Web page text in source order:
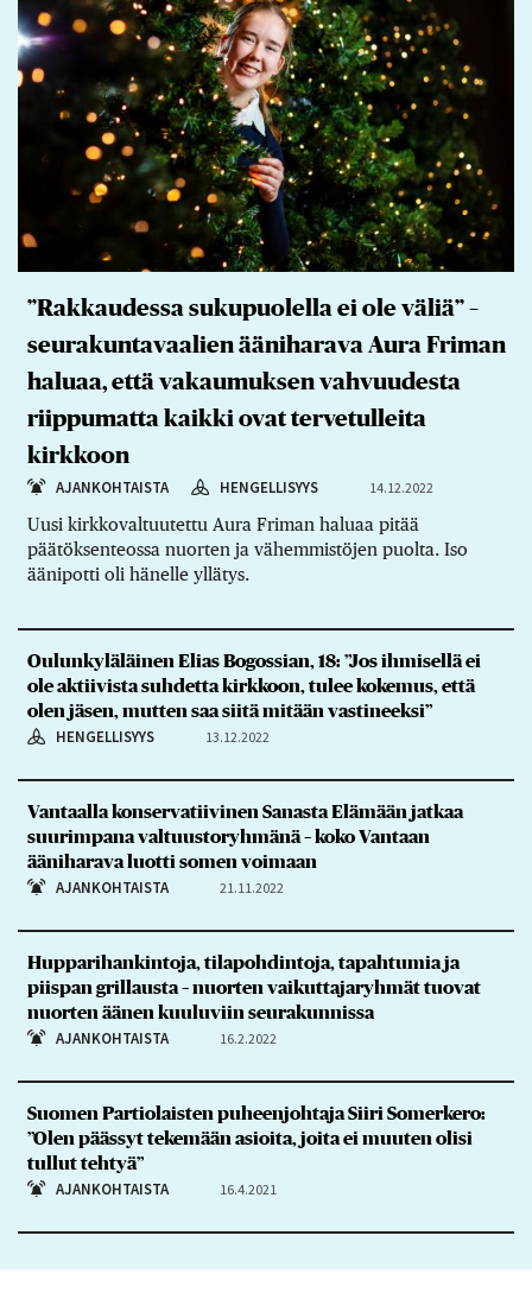
”Rakkaudessa sukupuolella ei ole väliä” –
seurakuntavaalien ääniharava Aura Friman
haluaa, että vakaumuksen vahvuudesta
riippumatta kaikki ovat tervetulleita
kirkkoon
AJANKOHTAISTA HENGELLISYYS 14.12.2022
Uusi kirkkovaltuutettu Aura Friman haluaa pitää
päätöksenteossa nuorten ja vähemmistöjen puolta. Iso
äänipotti oli hänelle yllätys.
Oulunkyläläinen Elias Bogossian, 18: ”Jos ihmisellä ei
ole aktiivista suhdetta kirkkoon, tulee kokemus, että
olen jäsen, mutten saa siitä mitään vastineeksi”
HENGELLISYYS 13.12.2022
Vantaalla konservatiivinen Sanasta Elämään jatkaa
suurimpana valtuustoryhmänä – koko Vantaan
ääniharava luotti somen voimaan
AJANKOHTAISTA 21.11.2022
Hupparihankintoja, tilapohdintoja, tapahtumia ja
piispan grillausta – nuorten vaikuttajaryhmät tuovat
nuorten äänen kuuluviin seurakunnissa
AJANKOHTAISTA 16.2.2022
Suomen Partiolaisten puheenjohtaja Siiri Somerkero:
”Olen päässyt tekemään asioita, joita ei muuten olisi
tullut tehtyä”
AJANKOHTAISTA 16.4.2021